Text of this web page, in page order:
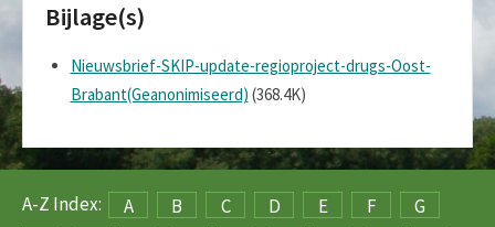
Bijlage(s)
Nieuwsbrief-SKIP-update-regioproject-drugs-Oost-
Brabant(Geanonimiseerd) (368.4K)
A-Z Index: A B C D E F
G